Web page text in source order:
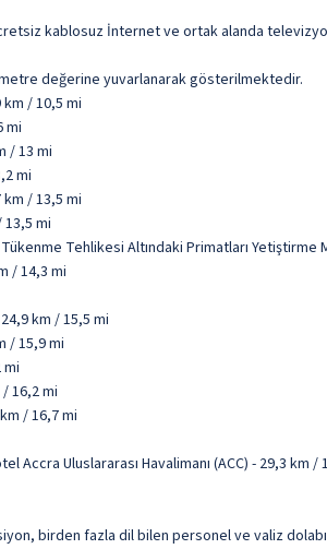
kablosuz İnternet ve ortak alanda
değerine yuvarlanarak gösterilmektedir.
/ 10,5 mi
mi
/ 13 mi
mi
/ 13,5 mi
13,5 mi
Tehlikesi Altındaki Primatları Yetiştirme
/ 14,3 mi
km / 15,5 mi
/ 15,9 mi
mi
16,2 mi
/ 16,7 mi
Accra Uluslararası Havalimanı (ACC) - 29,3 km
birden fazla dil bilen personel ve valiz